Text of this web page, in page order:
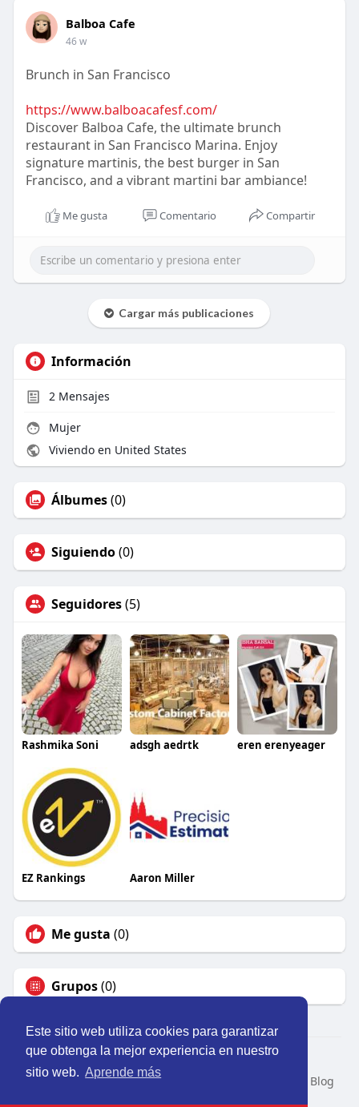
Este sitio web utiliza cookies para garantizar
que obtenga la mejor experiencia en nuestro
sitio web. Aprende más
Balboa Cafe
46 w
Brunch in San Francisco
https://www.balboacafesf.com/
Discover Balboa Cafe, the ultimate brunch
restaurant in San Francisco Marina. Enjoy
signature martinis, the best burger in San
Francisco, and a vibrant martini bar ambiance!
Me gusta Comentario Compartir
Cargar más publicaciones
Información
2Mensajes
Mujer
Viviendo en United States
Álbumes(0)
Siguiendo(0)
Seguidores(5)
Rashmika Soni adsgh aedrtk eren erenyeager
EZ Rankings Aaron Miller
Me gusta (0)
Grupos(0)
© 2026 Perú Activo
Inicio
Nosotros Contacto
Blog